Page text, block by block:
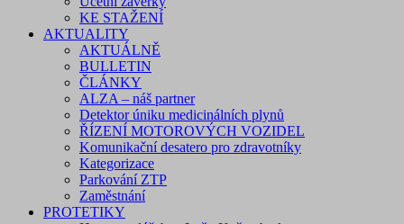
KE STAŽENÍ
AKTUALITY
AKTUÁLNĚ
BULLETIN
ČLÁNKY
ALZA – náš partner
Detektor úniku medicinálních plynů
ŘÍZENÍ MOTOROVÝCH VOZIDEL
Komunikační desatero pro zdravotníky
Kategorizace
Parkování ZTP
Zaměstnání
PROTETIKY